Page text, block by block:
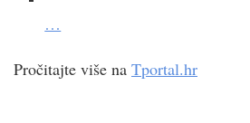
…
Pročitajte više na Tportal.hr